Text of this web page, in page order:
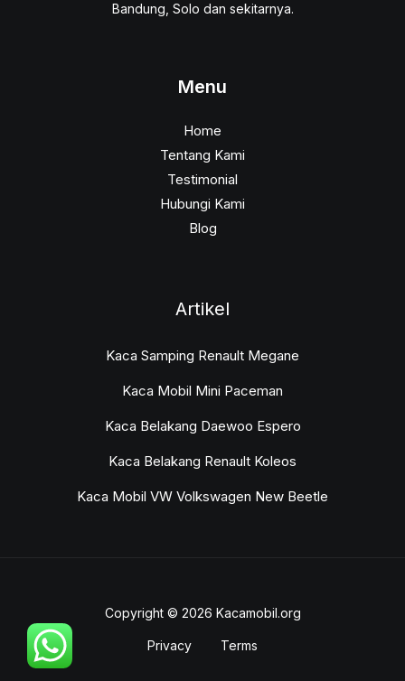
Bandung, Solo dan sekitarnya.
Menu
Home
Tentang Kami
Testimonial
Hubungi Kami
Blog
Artikel
Kaca Samping Renault Megane
Kaca Mobil Mini Paceman
Kaca Belakang Daewoo Espero
Kaca Belakang Renault Koleos
Kaca Mobil VW Volkswagen New Beetle
Copyright © 2026 Kacamobil.org
Privacy Terms